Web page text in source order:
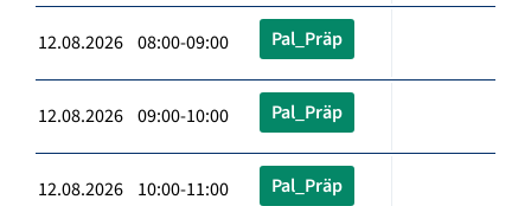
12.08.2026 08:00-09:00 Pal_Präp
12.08.2026 09:00-10:00 Pal_Präp
12.08.2026 10:00-11:00 Pal_Präp